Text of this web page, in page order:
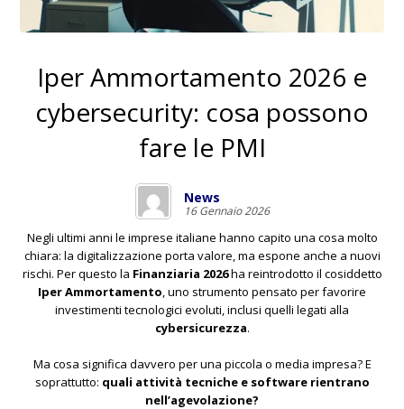
Iper Ammortamento 2026 e
cybersecurity: cosa possono
fare le PMI
News
16 Gennaio 2026
Negli ultimi anni le imprese italiane hanno capito una cosa molto
chiara: la digitalizzazione porta valore, ma espone anche a nuovi
rischi. Per questo la Finanziaria 2026ha reintrodotto il cosiddetto
Iper Ammortamento, uno strumento pensato per favorire
investimenti tecnologici evoluti, inclusi quelli legati alla
cybersicurezza.
Ma cosa significa davvero per una piccola o media impresa? E
soprattutto: quali attività tecniche e software rientrano
nell’agevolazione?